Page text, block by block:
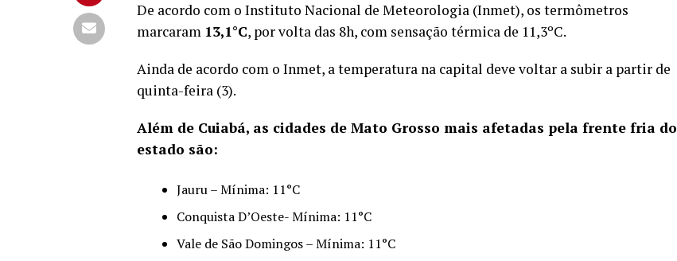
De acordo com o Instituto Nacional de Meteorologia (Inmet), os termômetros
marcaram 13,1°C, por volta das 8h, com sensação térmica de 11,3ºC.
Ainda de acordo com o Inmet, a temperatura na capital deve voltar a subir a partir de
quinta-feira (3).
Além de Cuiabá, as cidades de Mato Grosso mais afetadas pela frente fria do
estado são:
Jauru – Mínima: 11°C
Conquista D’Oeste- Mínima: 11°C
Vale de São Domingos – Mínima: 11°C